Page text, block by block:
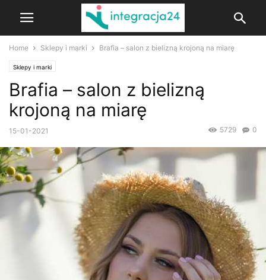
Home Sklepy i marki Brafia – salon z bielizną krojoną na miarę
Sklepy i marki
Brafia – salon z bielizną
krojoną na miarę
15-01-2021 0
5729